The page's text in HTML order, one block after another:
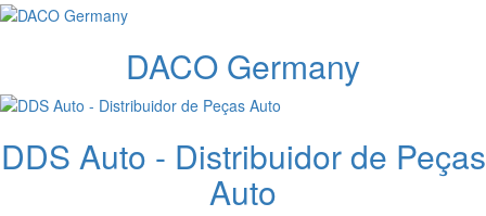
DACO Germany
DDS Auto - Distribuidor de Peças
Auto